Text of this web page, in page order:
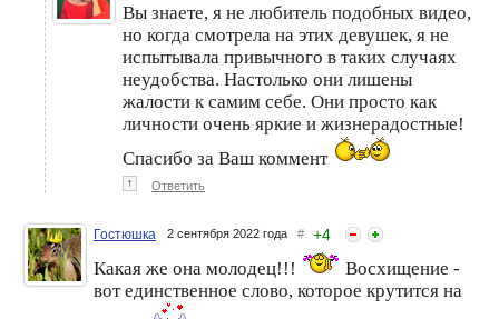
Вы знаете, я не любитель подобных видео,
но когда смотрела на этих девушек, я не
испытывала привычного в таких случаях
неудобства. Настолько они лишены
жалости к самим себе. Они просто как
личности очень яркие и жизнерадостные!
Спасибо за Ваш коммент
↑ Ответить
Гостюшка 2 сентября 2022 года # +4
Какая же она молодец!!!
Восхищение -
вот единственное слово, которое крутится на